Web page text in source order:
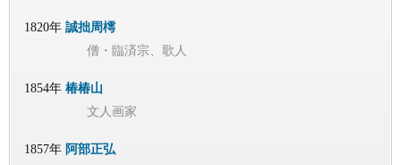
1820年 誠拙周樗
僧・臨済宗、歌人
1854年 椿椿山
文人画家
1857年 阿部正弘